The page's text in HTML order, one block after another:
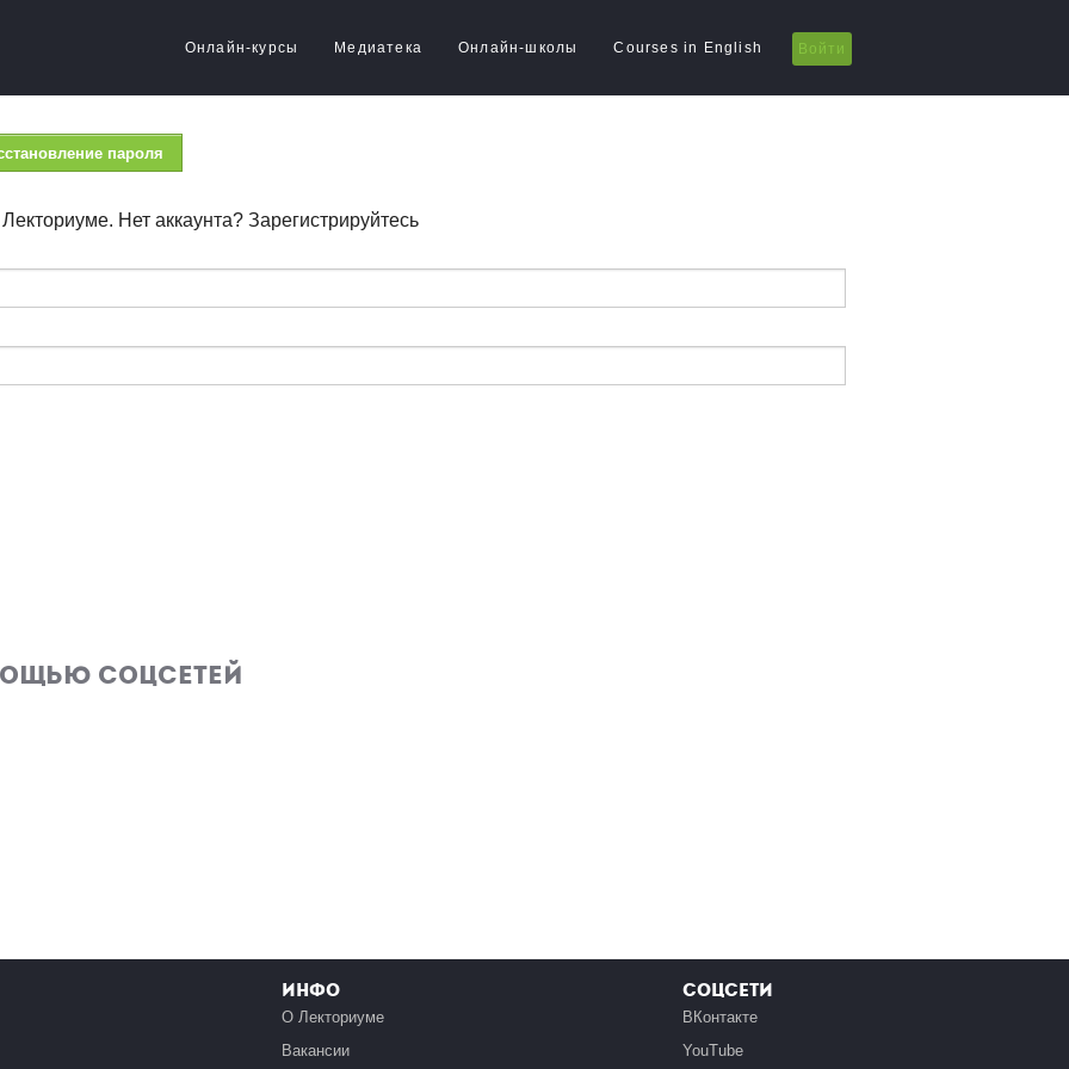
Онлайн-курсы Медиатека Онлайн-школы Courses in English Войти
пароля
соцсетей
Инфо
О Лекториуме
Вакансии
Соцсети
ВКонтакте
YouTube